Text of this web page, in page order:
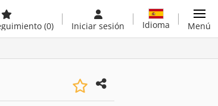
(0) Iniciar sesión Idioma Menú